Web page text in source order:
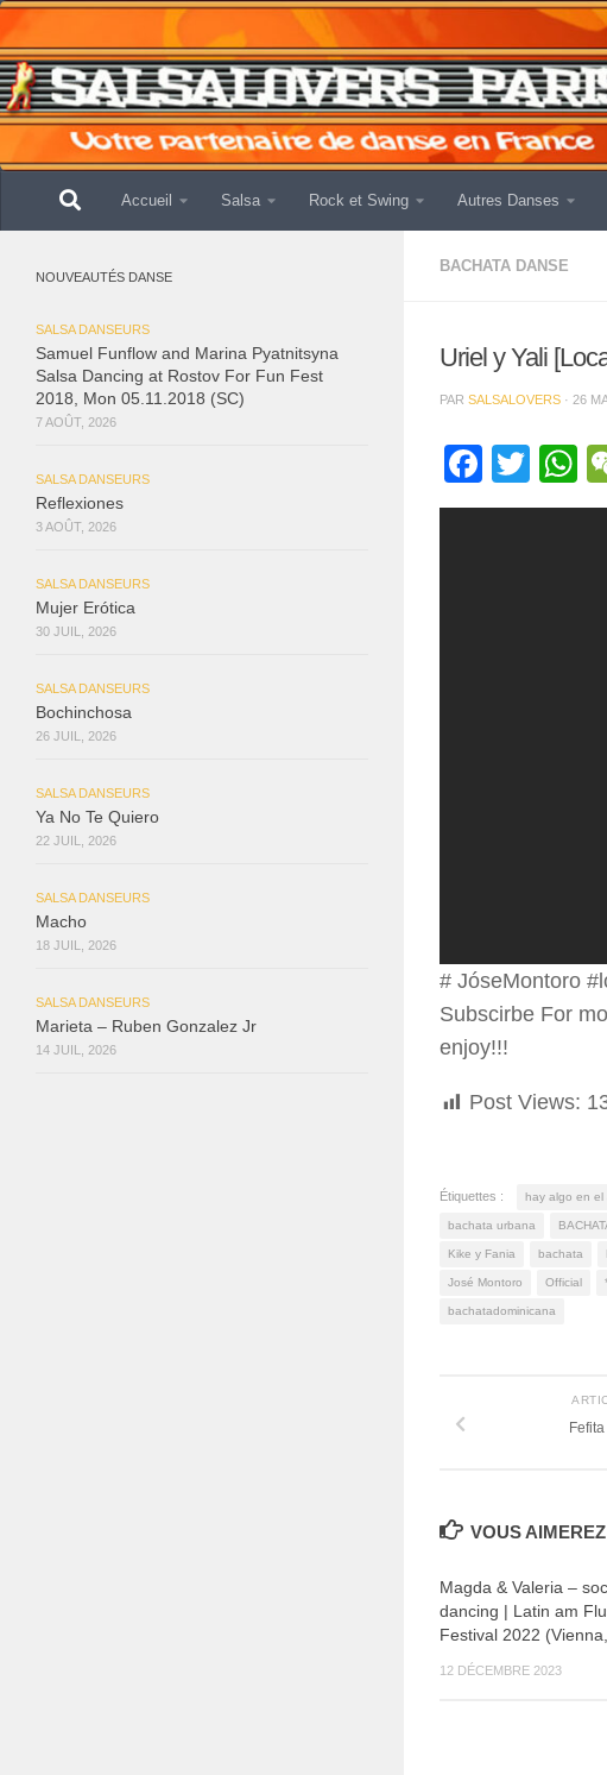
Accueil Salsa Rock et Swing Autres Danses
BACHATA DANSE
Uriel y Yali
PAR SALSALOVERS · 26
# JóseMontoro
Subscirbe For
enjoy!!!
Post Views:
Étiquettes : hay algo en el
bachata urbana
Kike y Fania bachata
José Montoro Official
bachatadominicana
VOUS
Magda & Valeria –
dancing | Latin am
Festival 2022
12 DÉCEMBRE 2023
NOUVEAUTÉS DANSE
SALSA DANSEURS
Samuel Funflow and Marina Pyatnitsyna
Salsa Dancing at Rostov For Fun Fest
2018, Mon 05.11.2018 (SC)
7 AOÛT, 2026
SALSA DANSEURS
Reflexiones
3 AOÛT, 2026
SALSA DANSEURS
Mujer Erótica
30 JUIL, 2026
SALSA DANSEURS
Bochinchosa
26 JUIL, 2026
SALSA DANSEURS
Ya No Te Quiero
22 JUIL, 2026
SALSA DANSEURS
Macho
18 JUIL, 2026
SALSA DANSEURS
Marieta – Ruben Gonzalez Jr
14 JUIL, 2026